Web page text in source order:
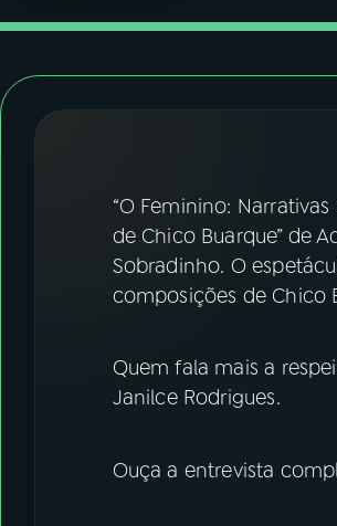
ACOMPANHE A RÁDIO NACIONAL
“O Feminino:
de Chico Buarque” de
Sobradinho. O
composições de Chico
Quem fala mais a
Janilce Rodrigues.
Ouça a entrevista